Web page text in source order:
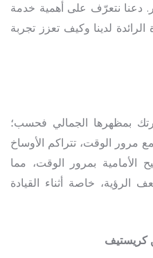
نتعرّف على أهمية خدمة
لدينا وكيف تعزز تجربة
بمظهرها الجمالي فحسب؛
مرور الوقت، تتراكم الأوساخ
الأمامية بمرور الوقت، مما
خاصة أثناء القيادة
كريستيف